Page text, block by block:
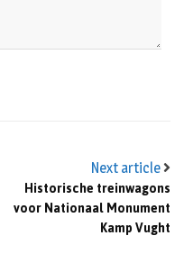
Next article
Historische treinwagons
voor Nationaal Monument
Kamp Vught